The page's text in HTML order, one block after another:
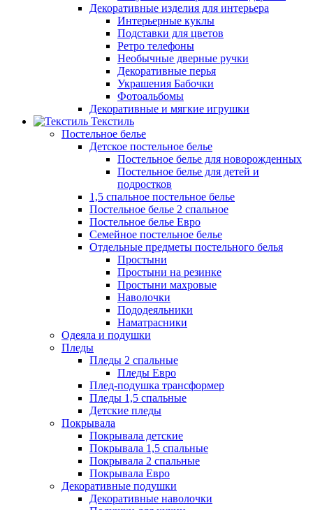
Декоративные изделия для интерьера
Интерьерные куклы
Подставки для цветов
Ретро телефоны
Необычные дверные ручки
Декоративные перья
Украшения Бабочки
Фотоальбомы
Декоративные и мягкие игрушки
Текстиль
Постельное белье
Детское постельное белье
Постельное белье для новорожденных
Постельное белье для детей и
подростков
1,5 спальное постельное белье
Постельное белье 2 спальное
Постельное белье Евро
Семейное постельное белье
Отдельные предметы постельного белья
Простыни
Простыни на резинке
Простыни махровые
Наволочки
Пододеяльники
Наматрасники
Одеяла и подушки
Пледы
Пледы 2 спальные
Пледы Евро
Плед-подушка трансформер
Пледы 1,5 спальные
Детские пледы
Покрывала
Покрывала детские
Покрывала 1,5 спальные
Покрывала 2 спальные
Покрывала Евро
Декоративные подушки
Декоративные наволочки